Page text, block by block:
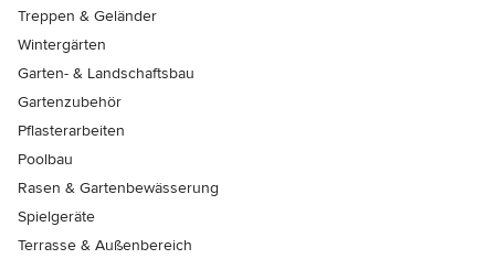
Treppen & Geländer
Wintergärten
Garten- & Landschaftsbau
Gartenzubehör
Pflasterarbeiten
Poolbau
Rasen & Gartenbewässerung
Spielgeräte
Terrasse & Außenbereich